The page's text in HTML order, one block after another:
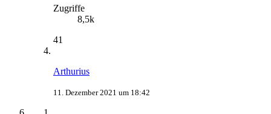
Zugriffe
8,5k
41
Arthurius
11. Dezember 2021 um 18:42